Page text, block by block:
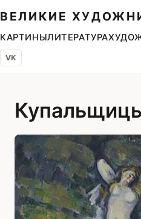
ВЕЛИКИЕ
КАРТИНЫЛИТЕРАТУРА
VK